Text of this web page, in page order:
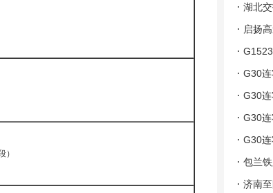
）
站、
包中
湖北
设计
启扬
工程
苍南
候选
G30
标
G30
标
G30
标
G30
标
包兰
相关
济南